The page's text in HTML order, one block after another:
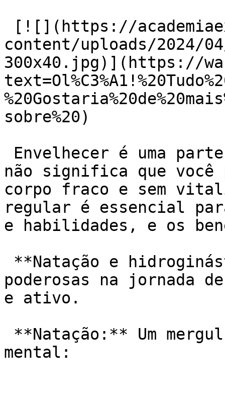
content/uploads/2024/
300x40.jpg)](https://
sobre%20)
não significa que você
corpo fraco e sem
regular é essencial
e habilidades, e os
poderosas na jornada
e ativo.
mental: